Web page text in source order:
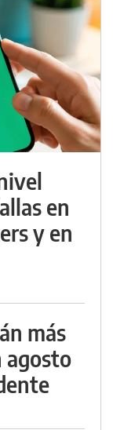
en
y en
más
agosto